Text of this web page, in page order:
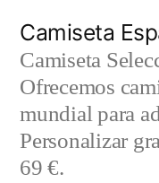
contenido
Camiseta
Camiseta
Ofrecemos
mundial para
Personalizar
69 €.